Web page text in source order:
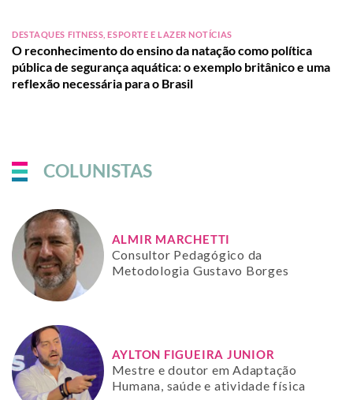
DESTAQUES FITNESS, ESPORTE E LAZER NOTÍCIAS
O reconhecimento do ensino da natação como política
pública de segurança aquática: o exemplo britânico e uma
reflexão necessária para o Brasil
COLUNISTAS
ALMIR MARCHETTI
Consultor Pedagógico da
Metodologia Gustavo Borges
AYLTON FIGUEIRA JUNIOR
Mestre e doutor em Adaptação
Humana, saúde e atividade física